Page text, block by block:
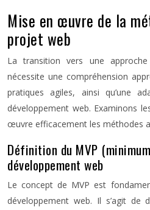
Mise en œuvre de la
projet web
La transition vers une
nécessite une compréhension
pratiques agiles, ainsi qu’une
développement web. Examinons
œuvre efficacement les méthodes
Définition du MVP
développement web
Le concept de MVP est
développement web. Il s’agit de